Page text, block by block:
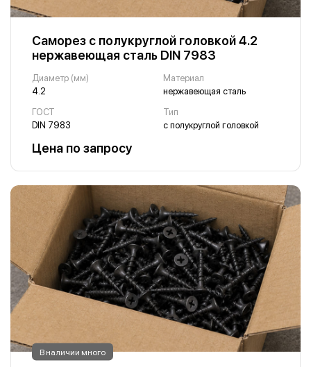
Саморез с полукруглой головкой 4.2
нержавеющая сталь DIN 7983
Диаметр (мм)
4.2
Материал
нержавеющая сталь
ГОСТ
DIN 7983
Тип
с полукруглой головкой
Цена по запросу
В наличии много